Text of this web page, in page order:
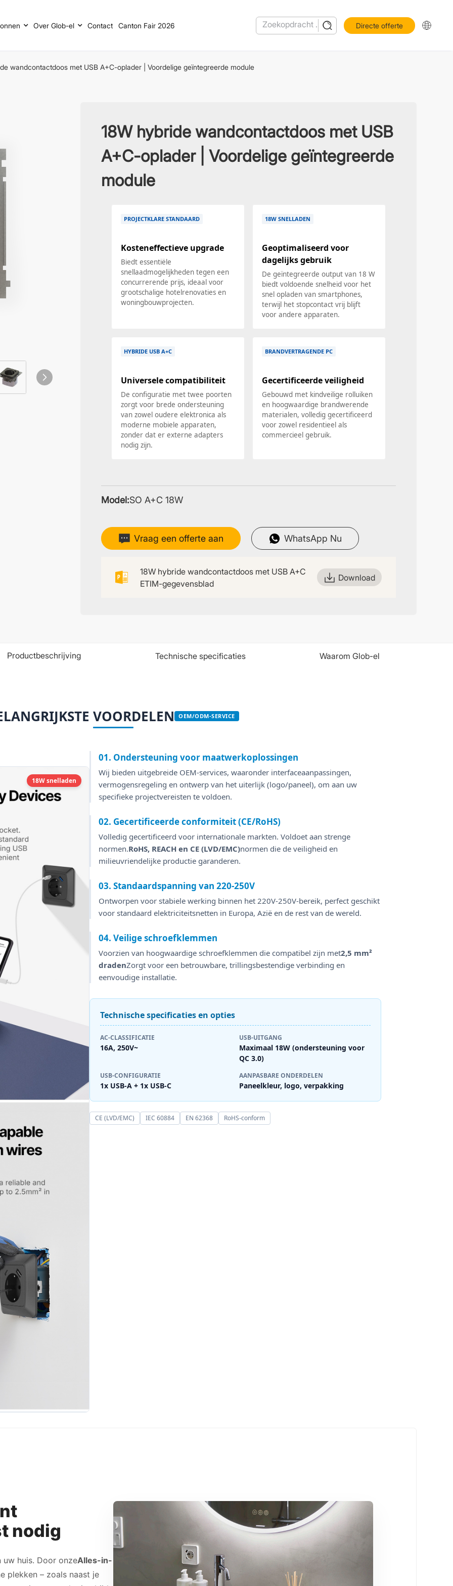
Over Glob-el Contact Canton Fair 2026 Directe offerte
wandcontactdoos met USB A+C-oplader | Voordelige geïntegreerde module
18W hybride wandcontactdoos met USB
A+C-oplader | Voordelige geïntegreerde
module
PROJECTKLARE STANDAARD
Kosteneffectieve upgrade
Biedt essentiële
snellaadmogelijkheden tegen een
concurrerende prijs, ideaal voor
grootschalige hotelrenovaties en
woningbouwprojecten.
18W SNELLADEN
Geoptimaliseerd voor
dagelijks gebruik
De geïntegreerde output van 18 W
biedt voldoende snelheid voor het
snel opladen van smartphones,
terwijl het stopcontact vrij blijft
voor andere apparaten.
HYBRIDE USB A+C
Universele compatibiliteit
De configuratie met twee poorten
zorgt voor brede ondersteuning
van zowel oudere elektronica als
moderne mobiele apparaten,
zonder dat er externe adapters
nodig zijn.
BRANDVERTRAGENDE PC
Gecertificeerde veiligheid
Gebouwd met kindveilige rolluiken
en hoogwaardige brandwerende
materialen, volledig gecertificeerd
voor zowel residentieel als
commercieel gebruik.
Model:SO A+C 18W
Vraag een offerte aan WhatsApp Nu
18W hybride wandcontactdoos met USB A+C
ETIM-gegevensblad
Download
Productbeschrijving Technische specificaties Waarom Glob-el
VOORDELEN OEM/ODM-SERVICE
18W snelladen
01. Ondersteuning voor maatwerkoplossingen
Wij bieden uitgebreide OEM-services, waaronder interfaceaanpassingen,
vermogensregeling en ontwerp van het uiterlijk (logo/paneel), om aan uw
specifieke projectvereisten te voldoen.
02. Gecertificeerde conformiteit (CE/RoHS)
Volledig gecertificeerd voor internationale markten. Voldoet aan strenge
normen.RoHS, REACH en CE (LVD/EMC)normen die de veiligheid en
milieuvriendelijke productie garanderen.
03. Standaardspanning van 220-250V
Ontworpen voor stabiele werking binnen het 220V-250V-bereik, perfect geschikt
voor standaard elektriciteitsnetten in Europa, Azië en de rest van de wereld.
04. Veilige schroefklemmen
Voorzien van hoogwaardige schroefklemmen die compatibel zijn met2,5 mm²
dradenZorgt voor een betrouwbare, trillingsbestendige verbinding en
eenvoudige installatie.
Technische specificaties en opties
AC-CLASSIFICATIE
16A, 250V~
USB-UITGANG
Maximaal 18W (ondersteuning voor
QC 3.0)
USB-CONFIGURATIE
1x USB-A + 1x USB-C
AANPASBARE ONDERDELEN
Paneelkleur, logo, verpakking
CE (LVD/EMC) IEC 60884 EN 62368 RoHS-conform
nodig
huis. Door onzeAlles-in-
plekken – zoals naast je